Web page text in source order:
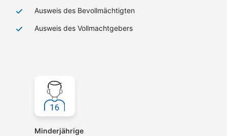
Ausweis des Bevollmächtigten
Ausweis des Vollmachtgebers
Minderjährige